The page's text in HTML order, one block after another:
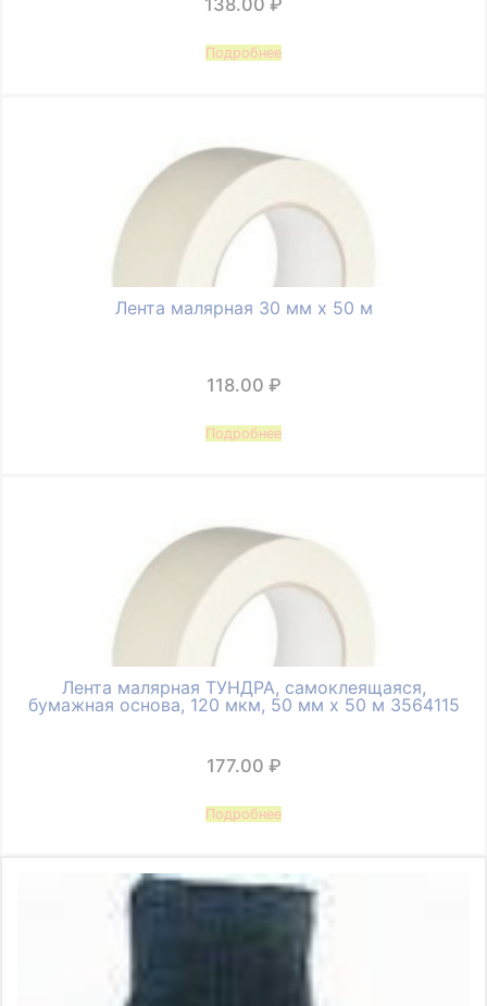
138.00 ₽
Подробнее
Лента малярная 30 мм х 50 м
118.00 ₽
Подробнее
Лента малярная ТУНДРА, самоклеящаяся,
бумажная основа, 120 мкм, 50 мм x 50 м 3564115
177.00 ₽
Подробнее